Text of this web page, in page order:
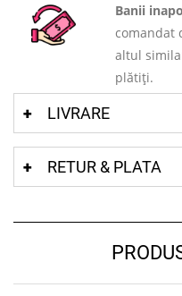
Banii
comandat
altul
plătiți.
LIVRARE
RETUR & PLATA